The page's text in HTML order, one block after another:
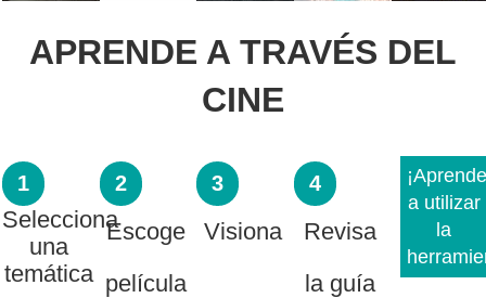
APRENDE A TRAVÉS DEL
CINE
1
Selecciona
una
temática
2
Escoge
película
3
Visiona
4
Revisa
la guía
a utilizar
la